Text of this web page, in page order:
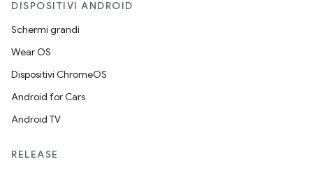
DISPOSITIVI ANDROID
Schermi grandi
Wear OS
Dispositivi ChromeOS
Android for Cars
Android TV
RELEASE